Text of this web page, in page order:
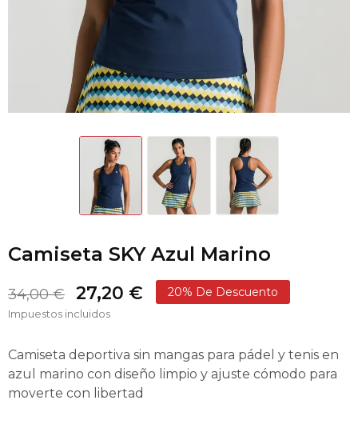
Camiseta SKY Azul Marino
34,00 € 27,20 € 20% De Descuento
Impuestos incluidos
Camiseta deportiva sin mangas para pádel y tenis en
azul marino con diseño limpio y ajuste cómodo para
moverte con libertad